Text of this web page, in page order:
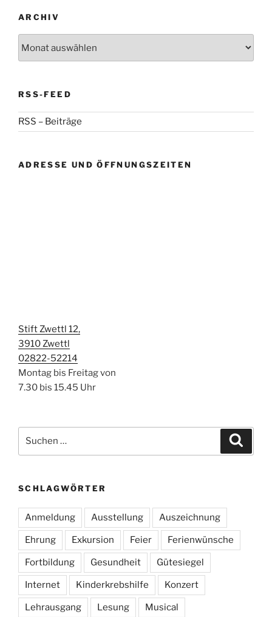
ARCHIV
RSS-FEED
RSS – Beiträge
ADRESSE UND ÖFFNUNGSZEITEN
Stift Zwettl 12,
3910 Zwettl
02822-52214
Montag bis Freitag von
7.30 bis 15.45 Uhr
nach:
SCHLAGWÖRTER
Anmeldung Ausstellung Auszeichnung
Ehrung Exkursion Feier Ferienwünsche
Fortbildung Gesundheit Gütesiegel
Internet Kinderkrebshilfe Konzert
Lehrausgang Lesung Musical